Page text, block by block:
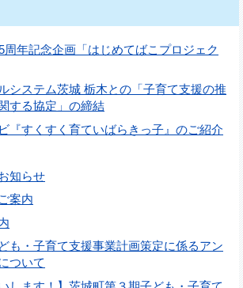
周年記念企画「はじめてばこプロジェク
システム茨城 栃木との「子育て支援の推
する協定」の締結
『すくすく育ていばらきっ子』のご紹介
知らせ
案内
も・子育て支援事業計画策定に係るアン
ついて